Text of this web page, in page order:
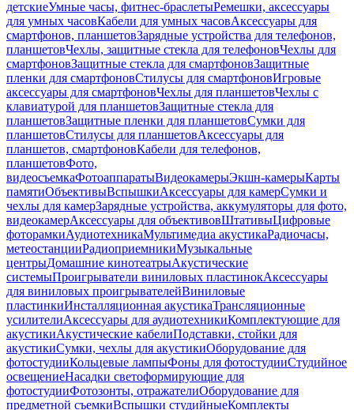
детскиеУмные часы, фитнес-браслетыРемешки, аксессуары
для умных часовКабели для умных часовАксессуары для
смартфонов, планшетовЗарядные устройства для телефонов,
планшетовЧехлы, защитные стекла для телефоновЧехлы для
смартфоновЗащитные стекла для смартфоновЗащитные
пленки для смартфоновСтилусы для смартфоновИгровые
аксессуары для смартфоновЧехлы для планшетовЧехлы с
клавиатурой для планшетовЗащитные стекла для
планшетовЗащитные пленки для планшетовСумки для
планшетовСтилусы для планшетовАксессуары для
планшетов, смартфоновКабели для телефонов,
планшетовФото,
видеосъемкаФотоаппаратыВидеокамерыЭкшн-камерыКарты
памятиОбъективыВспышкиАксессуары для камерСумки и
чехлы для камерЗарядные устройства, аккумуляторы для фото,
видеокамерАксессуары для объективовШтативыЦифровые
фоторамкиАудиотехникаМультимедиа акустикаРадиочасы,
метеостанцииРадиоприемникиМузыкальные
центрыДомашние кинотеатрыАкустические
системыПроигрыватели виниловых пластинокАксессуары
для виниловых проигрывателейВиниловые
пластинкиИнсталляционная акустикаТрансляционные
усилителиАксессуары для аудиотехникиКомплектующие для
акустикиАкустические кабелиПодставки, стойки для
акустикиСумки, чехлы для акустикиОборудование для
фотостудииКольцевые лампыФоны для фотостудииСтудийное
освещениеНасадки светоформирующие для
фотостудииФотозонты, отражателиОборудование для
предметной съемкиВспышки студийныеКомплекты